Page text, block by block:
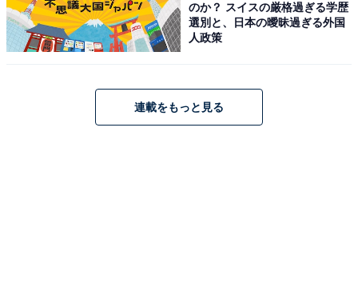
のか？ スイスの厳格過ぎる学歴
選別と、日本の曖昧過ぎる外国
人政策
連載をもっと見る